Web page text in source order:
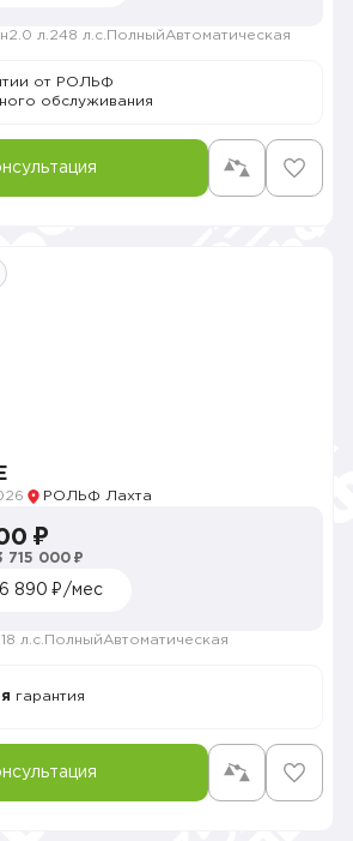
2.0 л. 248 л.с. ПолныйАвтоматическая
от РОЛЬФ
обслуживания
РОЛЬФ Лахта
₽
715 000 ₽
890 ₽/мес
л.с. ПолныйАвтоматическая
гарантия